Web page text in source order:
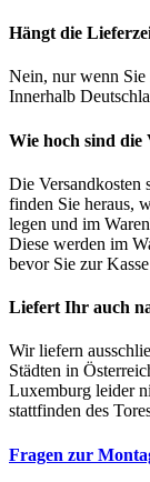
Hängt die
Nein, nur wenn
Innerhalb
Wie hoch sind die
Die Versandkosten
finden Sie heraus,
legen und im
Diese werden im
bevor Sie zur
Liefert Ihr auch
Wir liefern
Städten in
Luxemburg leider
stattfinden des
Fragen zur